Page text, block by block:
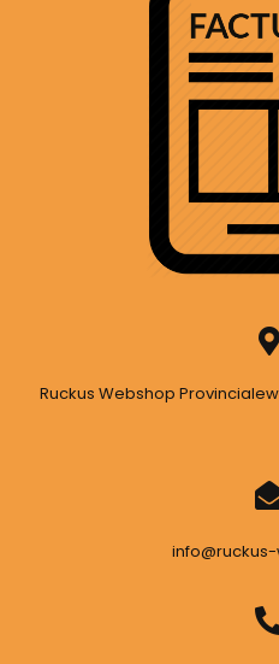
Ruckus Webshop